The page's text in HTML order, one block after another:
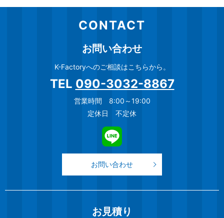
CONTACT
お問い合わせ
K-Factoryへのご相談はこちらから。
TEL 090-3032-8867
営業時間 8:00～19:00
定休日 不定休
お問い合わせ
お見積り